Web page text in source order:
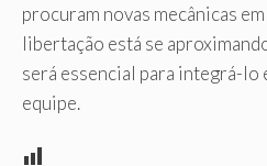
procuram novas mecânicas
libertação está se
será essencial para integrá-lo
equipe.